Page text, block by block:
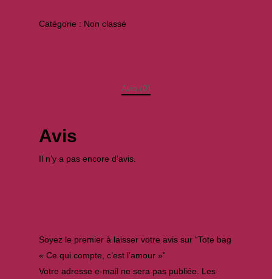
Catégorie : Non classé
Avis (0)
Avis
Il n’y a pas encore d’avis.
Soyez le premier à laisser votre avis sur “Tote bag
« Ce qui compte, c’est l’amour »”
Votre adresse e-mail ne sera pas publiée.
Les